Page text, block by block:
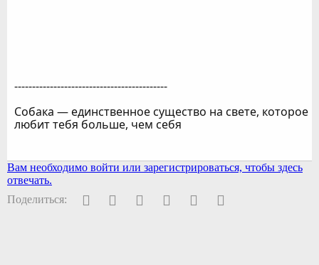
-------------------------------------------
Собака — единственное существо на свете, которое
любит тебя больше, чем себя
Вам необходимо войти или зарегистрироваться, чтобы здесь
отвечать.
Поделиться:
FacebookTwitter PinterestWhatsAppЭлектронная почта